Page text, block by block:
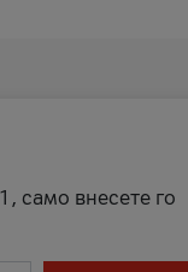
само внесете го